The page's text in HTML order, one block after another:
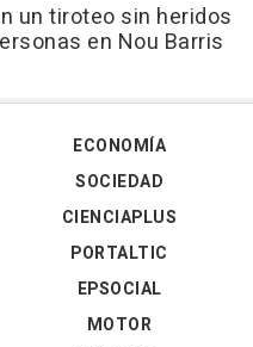
un tiroteo sin heridos
en Nou Barris
ECONOMÍA
SOCIEDAD
CIENCIAPLUS
PORTALTIC
EPSOCIAL
MOTOR